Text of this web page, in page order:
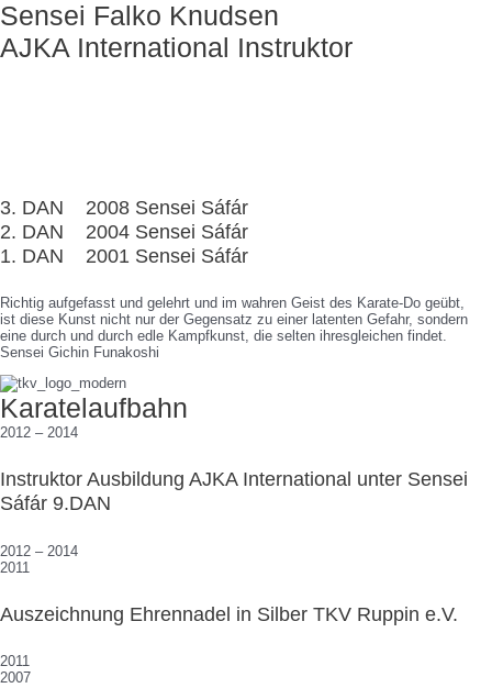
Sensei Falko Knudsen
AJKA International Instruktor
3. DAN 2008 Sensei Sáfár
2. DAN 2004 Sensei Sáfár
1. DAN 2001 Sensei Sáfár
Richtig aufgefasst und gelehrt und im wahren Geist des Karate-Do geübt,
ist diese Kunst nicht nur der Gegensatz zu einer latenten Gefahr, sondern
eine durch und durch edle Kampfkunst, die selten ihresgleichen findet.
Sensei Gichin Funakoshi
Karatelaufbahn
2012 – 2014
Instruktor Ausbildung AJKA International unter Sensei
Sáfár 9.DAN
2012 – 2014
2011
Auszeichnung Ehrennadel in Silber TKV Ruppin e.V.
2011
2007